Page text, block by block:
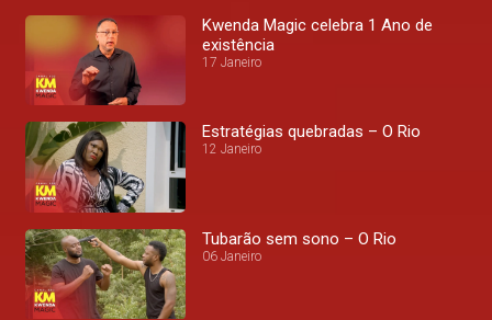
Kwenda Magic celebra 1 Ano de
existência
17 Janeiro
Estratégias quebradas – O Rio
12 Janeiro
Tubarão sem sono – O Rio
06 Janeiro